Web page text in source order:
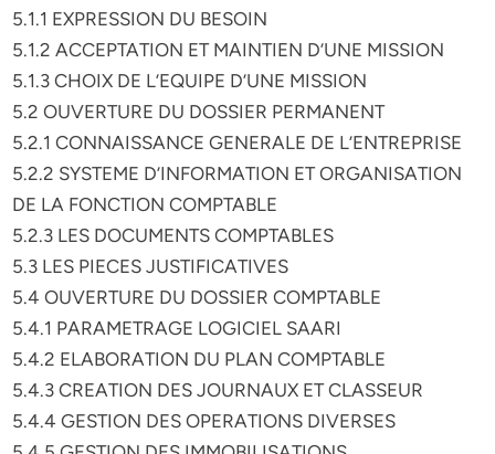
5.1.1 EXPRESSION DU BESOIN
5.1.2 ACCEPTATION ET MAINTIEN D’UNE MISSION
5.1.3 CHOIX DE L’EQUIPE D’UNE MISSION
5.2 OUVERTURE DU DOSSIER PERMANENT
5.2.1 CONNAISSANCE GENERALE DE L’ENTREPRISE
5.2.2 SYSTEME D’INFORMATION ET ORGANISATION
DE LA FONCTION COMPTABLE
5.2.3 LES DOCUMENTS COMPTABLES
5.3 LES PIECES JUSTIFICATIVES
5.4 OUVERTURE DU DOSSIER COMPTABLE
5.4.1 PARAMETRAGE LOGICIEL SAARI
5.4.2 ELABORATION DU PLAN COMPTABLE
5.4.3 CREATION DES JOURNAUX ET CLASSEUR
5.4.4 GESTION DES OPERATIONS DIVERSES